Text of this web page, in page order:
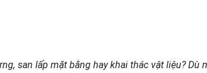
san lấp mặt bằng hay khai thác vật liệu? Dù